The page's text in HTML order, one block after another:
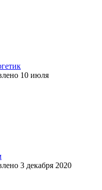
10 июля
3 декабря 2020